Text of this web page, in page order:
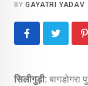
BYGAYATRI YADAV
सिलीगुड़ी: बागडोगरा